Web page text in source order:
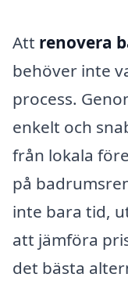
Att renovera
behöver inte
process.
enkelt och
från lokala
på
inte bara tid,
att jämföra
det bästa